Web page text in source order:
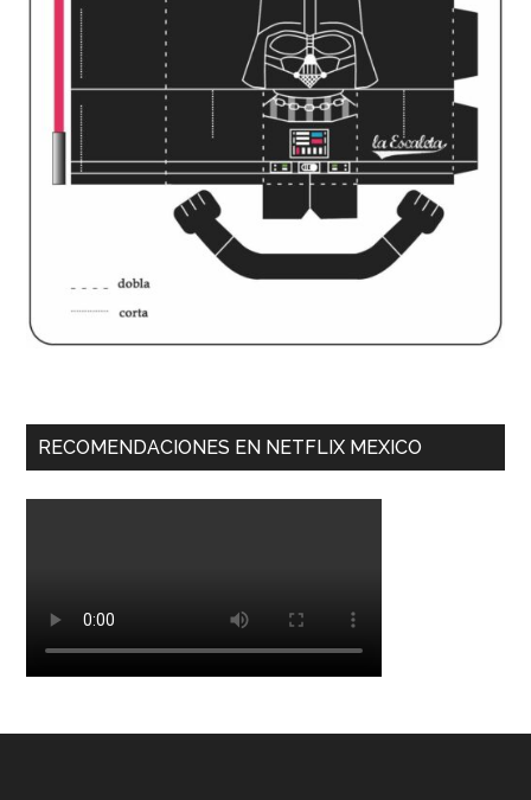
RECOMENDACIONES EN NETFLIX MEXICO